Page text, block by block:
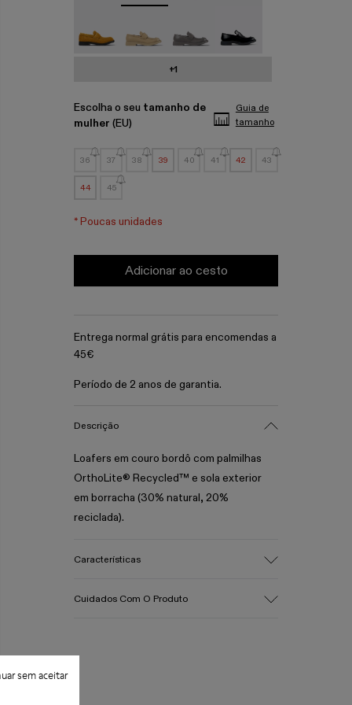
sem aceitar
+1
Escolha o seu tamanho de
mulher (EU)
Guia de
tamanho
36 37 38 39 40 41 42 43
44 45
*Poucas unidades
Adicionar ao cesto
Entrega normal grátis para encomendas a
45€
Período de 2 anos de garantia.
Descrição
Loafers em couro bordô com palmilhas
OrthoLite® Recycled™ e sola exterior
em borracha (30% natural, 20%
reciclada).
Características
Sola Exterior/Características
Cuidados Com O Produto